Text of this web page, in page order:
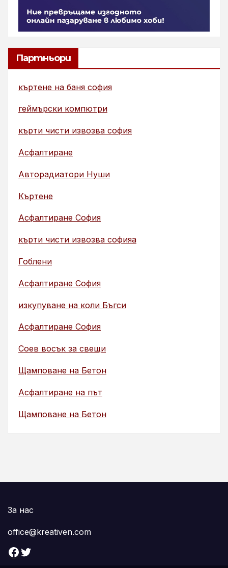
Партньори
къртене на баня софия
геймърски компютри
кърти чисти извозва софия
Асфалтиране
Авторадиатори Нуши
Къртене
Асфалтиране София
кърти чисти извозва софияа
Гоблени
Асфалтиране София
изкупуване на коли Бъгси
Асфалтиране София
Соев восък за свещи
Щамповане на Бетон
Асфалтиране на път
Щамповане на Бетон
За нас
office@kreativen.com
Facebook Twitter